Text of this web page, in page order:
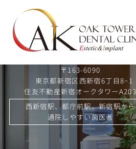
〒163-6090
東京都新宿区西新宿6丁目8−1
住友不動産新宿オークタワー
西新宿駅、都庁前駅、新宿駅から
通院しやすい歯医者